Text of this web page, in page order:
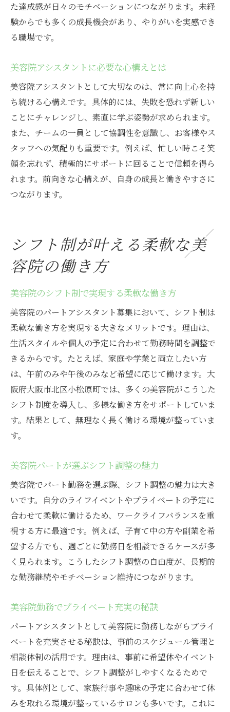
た達成感が日々のモチベーションにつながります。未経
験からでも多くの成長機会があり、やりがいを実感でき
る職場です。
美容院アシスタントに必要な心構えとは
美容院アシスタントとして大切なのは、常に向上心を持
ち続ける心構えです。具体的には、失敗を恐れず新しい
ことにチャレンジし、素直に学ぶ姿勢が求められます。
また、チームの一員として協調性を意識し、お客様やス
タッフへの気配りも重要です。例えば、忙しい時こそ笑
顔を忘れず、積極的にサポートに回ることで信頼を得ら
れます。前向きな心構えが、自身の成長と働きやすさに
つながります。
シフト制が叶える柔軟な美
容院の働き方
美容院のシフト制で実現する柔軟な働き方
美容院のパートアシスタント募集において、シフト制は
柔軟な働き方を実現する大きなメリットです。理由は、
生活スタイルや個人の予定に合わせて勤務時間を調整で
きるからです。たとえば、家庭や学業と両立したい方
は、午前のみや午後のみなど希望に応じて働けます。大
阪府大阪市北区小松原町では、多くの美容院がこうした
シフト制度を導入し、多様な働き方をサポートしていま
す。結果として、無理なく長く働ける環境が整っていま
す。
美容院パートが選ぶシフト調整の魅力
美容院でパート勤務を選ぶ際、シフト調整の魅力は大き
いです。自分のライフイベントやプライベートの予定に
合わせて柔軟に働けるため、ワークライフバランスを重
視する方に最適です。例えば、子育て中の方や副業を希
望する方でも、週ごとに勤務日を相談できるケースが多
く見られます。こうしたシフト調整の自由度が、長期的
な勤務継続やモチベーション維持につながります。
美容院勤務でプライベート充実の秘訣
パートアシスタントとして美容院に勤務しながらプライ
ベートを充実させる秘訣は、事前のスケジュール管理と
相談体制の活用です。理由は、事前に希望休やイベント
日を伝えることで、シフト調整がしやすくなるためで
す。具体例として、家族行事や趣味の予定に合わせて休
みを取れる環境が整っているサロンも多いです。これに